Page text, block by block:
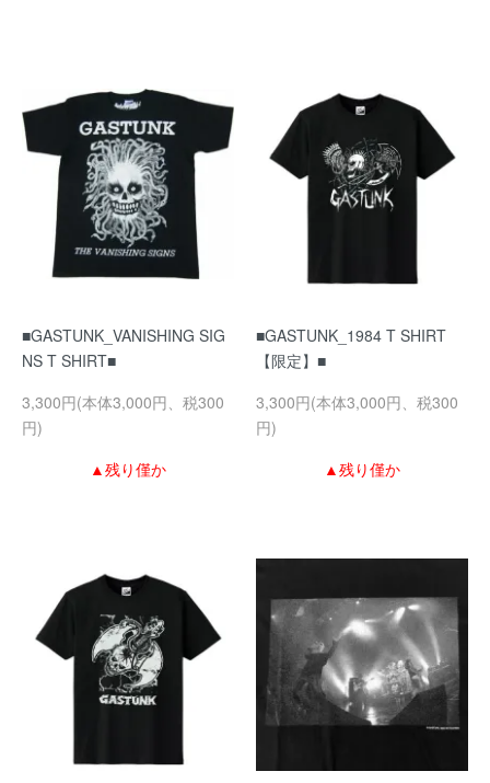
■GASTUNK_VANISHING SIG
NS T SHIRT■
3,300円(本体3,000円、税300
円)
▲残り僅か
■GASTUNK_1984 T SHIRT
【限定】■
3,300円(本体3,000円、税300
円)
▲残り僅か